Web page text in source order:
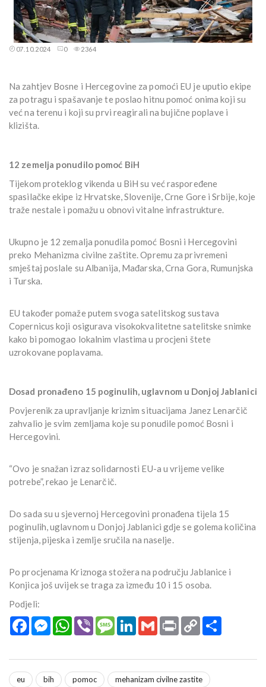
07.10.2024 0 2364
Na zahtjev Bosne i Hercegovine za pomoći EU je uputio ekipe
za potragu i spašavanje te poslao hitnu pomoć onima koji su
već na terenu i koji su prvi reagirali na bujične poplave i
klizišta.
12 zemelja ponudilo pomoć BiH
Tijekom proteklog vikenda u BiH su već raspoređene
spasilačke ekipe iz Hrvatske, Slovenije, Crne Gore i Srbije, koje
traže nestale i pomažu u obnovi vitalne infrastrukture.
Ukupno je 12 zemalja ponudila pomoć Bosni i Hercegovini
preko Mehanizma civilne zaštite. Opremu za privremeni
smještaj poslale su Albanija, Mađarska, Crna Gora, Rumunjska
i Turska.
EU također pomaže putem svoga satelitskog sustava
Copernicus koji osigurava visokokvalitetne satelitske snimke
kako bi pomogao lokalnim vlastima u procjeni štete
uzrokovane poplavama.
Dosad pronađeno 15 poginulih, uglavnom u Donjoj Jablanici
Povjerenik za upravljanje kriznim situacijama Janez Lenarčič
zahvalio je svim zemljama koje su ponudile pomoć Bosni i
Hercegovini.
“Ovo je snažan izraz solidarnosti EU-a u vrijeme velike
potrebe”, rekao je Lenarčič.
Do sada su u sjevernoj Hercegovini pronađena tijela 15
poginulih, uglavnom u Donjoj Jablanici gdje se golema količina
stijenja, pijeska i zemlje sručila na naselje.
Po procjenama Kriznoga stožera na području Jablanice i
Konjica još uvijek se traga za između 10 i 15 osoba.
Podjeli:
FacebookMessengerWhatsApp
Viber MessageLinkedInGmail Print Copy
Link
eu bih pomoc mehanizam civilne zastite